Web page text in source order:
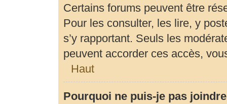
Certains forums peuvent être
Pour les consulter, les lire, y
s’y rapportant. Seuls les
peuvent accorder ces accès,
Haut
Pourquoi ne puis-je pas